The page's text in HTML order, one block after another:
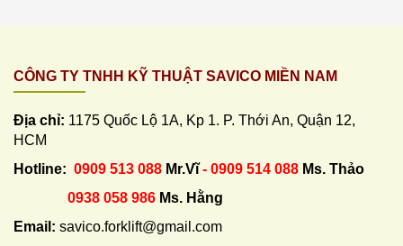
CÔNG TY TNHH KỸ THUẬT SAVICO MIỀN NAM
Địa chỉ: 1175 Quốc Lộ 1A, Kp 1. P. Thới An, Quận 12,
HCM
Hotline: 0909 513 088 Mr.Vĩ- 0909 514 088 Ms. Thảo
0938 058 986 Ms. Hằng
Email: savico.forklift@gmail.com